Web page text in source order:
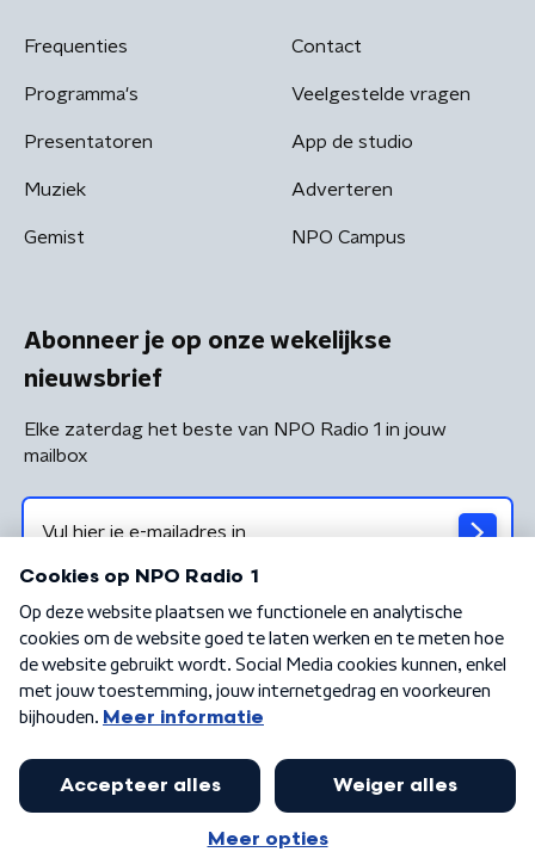
Frequenties
Programma's
Presentatoren
Muziek
Gemist
Contact
Veelgestelde vragen
App de studio
Adverteren
NPO Campus
Abonneer je op onze wekelijkse
nieuwsbrief
Elke zaterdag het beste van NPO Radio 1 in jouw
mailbox
Algemene voorwaarden